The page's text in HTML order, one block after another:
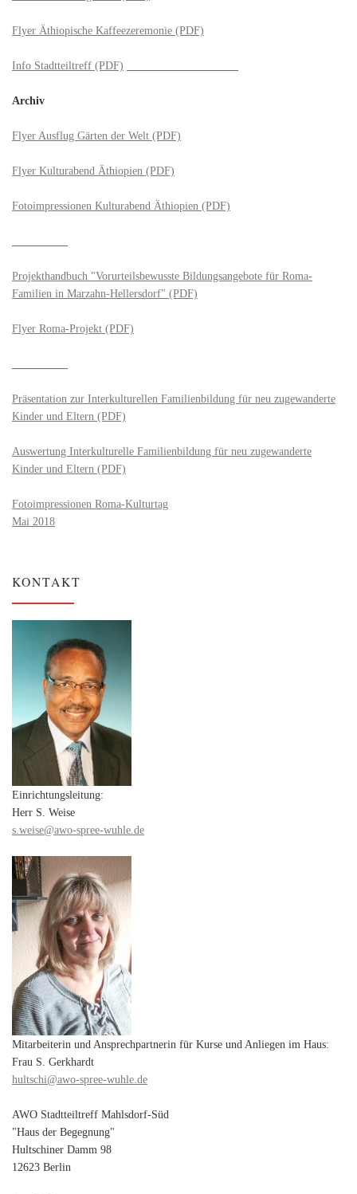
Flyer Äthiopische Kaffeezeremonie (PDF)
Info Stadtteiltreff (PDF)
Archiv
Flyer Ausflug Gärten der Welt (PDF)
Flyer Kulturabend Äthiopien (PDF)
Fotoimpressionen Kulturabend Äthiopien (PDF)
Projekthandbuch "Vorurteilsbewusste Bildungsangebote für Roma-
Familien in Marzahn-Hellersdorf" (PDF)
Flyer Roma-Projekt (PDF)
Präsentation zur Interkulturellen Familienbildung für neu zugewanderte
Kinder und Eltern (PDF)
Auswertung Interkulturelle Familienbildung für neu zugewanderte
Kinder und Eltern (PDF)
Fotoimpressionen Roma-Kulturtag
Mai 2018
KONTAKT
Einrichtungsleitung:
Herr S. Weise
s.weise@awo-spree-wuhle.de
Mitarbeiterin und Ansprechpartnerin für Kurse und Anliegen im Haus:
Frau S. Gerkhardt
hultschi@awo-spree-wuhle.de
AWO Stadtteiltreff Mahlsdorf-Süd
"Haus der Begegnung"
Hultschiner Damm 98
12623 Berlin